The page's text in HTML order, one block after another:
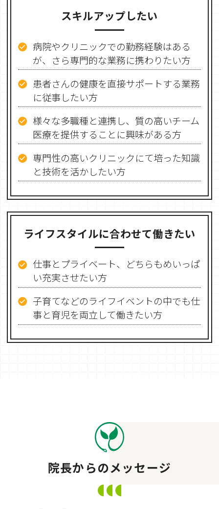
スキルアップしたい
病院やクリニックでの勤務経験はある
が、さら専門的な業務に携わりたい方
患者さんの健康を直接サポートする業務
に従事したい方
様々な多職種と連携し、質の高いチーム
医療を提供することに興味がある方
専門性の高いクリニックにて培った知識
と技術を活かしたい方
ライフスタイルに合わせて働きたい
仕事とプライベート、どちらもめいっぱ
い充実させたい方
子育てなどのライフイベントの中でも仕
事と育児を両立して働きたい方
院長からのメッセージ